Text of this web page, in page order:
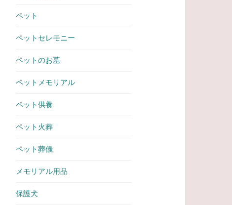
ペット
ペットセレモニー
ペットのお墓
ペットメモリアル
ペット供養
ペット火葬
ペット葬儀
メモリアル用品
保護犬